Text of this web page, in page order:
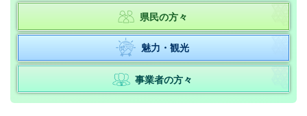
県民の方々
魅力・観光
事業者の方々